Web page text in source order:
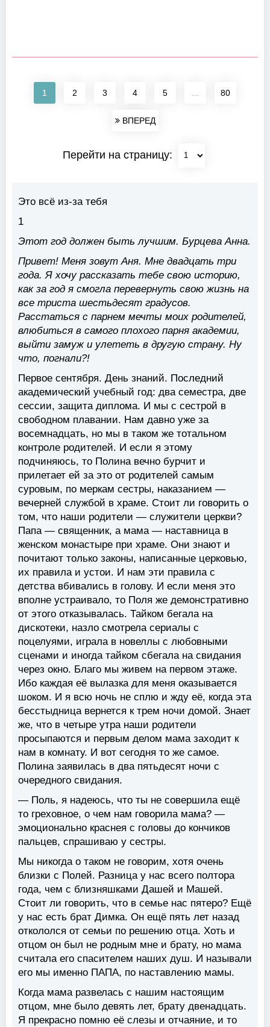
1 2 3 4 5 80
ВПЕРЕД
Перейти на страницу:
Это всё из-за тебя
1
Этот год должен быть лучшим. Бурцева Анна.
Привет! Меня зовут Аня. Мне двадцать три
года. Я хочу рассказать тебе свою историю,
как за год я смогла перевернуть свою жизнь на
все триста шестьдесят градусов.
Расстаться с парнем мечты моих родителей,
влюбиться в самого плохого парня академии,
выйти замуж и улететь в другую страну. Ну
что, погнали?!
Первое сентября. День знаний. Последний
академический учебный год: два семестра, две
сессии, защита диплома. И мы с сестрой в
свободном плавании. Нам давно уже за
восемнадцать, но мы в таком же тотальном
контроле родителей. И если я этому
подчиняюсь, то Полина вечно бурчит и
прилетает ей за это от родителей самым
суровым, по меркам сестры, наказанием —
вечерней службой в храме. Стоит ли говорить о
том, что наши родители — служители церкви?
Папа — священник, а мама — наставница в
женском монастыре при храме. Они знают и
почитают только законы, написанные церковью,
их правила и устои. И нам эти правила с
детства вбивались в голову. И если меня это
вполне устраивало, то Поля же демонстративно
от этого отказывалась. Тайком бегала на
дискотеки, назло смотрела сериалы с
поцелуями, играла в новеллы с любовными
сценами и иногда тайком сбегала на свидания
через окно. Благо мы живем на первом этаже.
Ибо каждая её вылазка для меня оказывается
шоком. И я всю ночь не сплю и жду её, когда эта
бесстыдница вернется к трем ночи домой. Знает
же, что в четыре утра наши родители
просыпаются и первым делом мама заходит к
нам в комнату. И вот сегодня то же самое.
Полина заявилась в два пятьдесят ночи с
очередного свидания.
— Поль, я надеюсь, что ты не совершила ещё
то греховное, о чем нам говорила мама? —
эмоционально краснея с головы до кончиков
пальцев, спрашиваю у сестры.
Мы никогда о таком не говорим, хотя очень
близки с Полей. Разница у нас всего полтора
года, чем с близняшками Дашей и Машей.
Стоит ли говорить, что в семье нас пятеро? Ещё
у нас есть брат Димка. Он ещё пять лет назад
откололся от семьи по решению отца. Хоть и
отцом он был не родным мне и брату, но мама
считала его спасителем наших душ. И называли
его мы именно ПАПА, по наставлению мамы.
Когда мама развелась с нашим настоящим
отцом, мне было девять лет, брату двенадцать.
Я прекрасно помню её слезы и отчаяние, и то